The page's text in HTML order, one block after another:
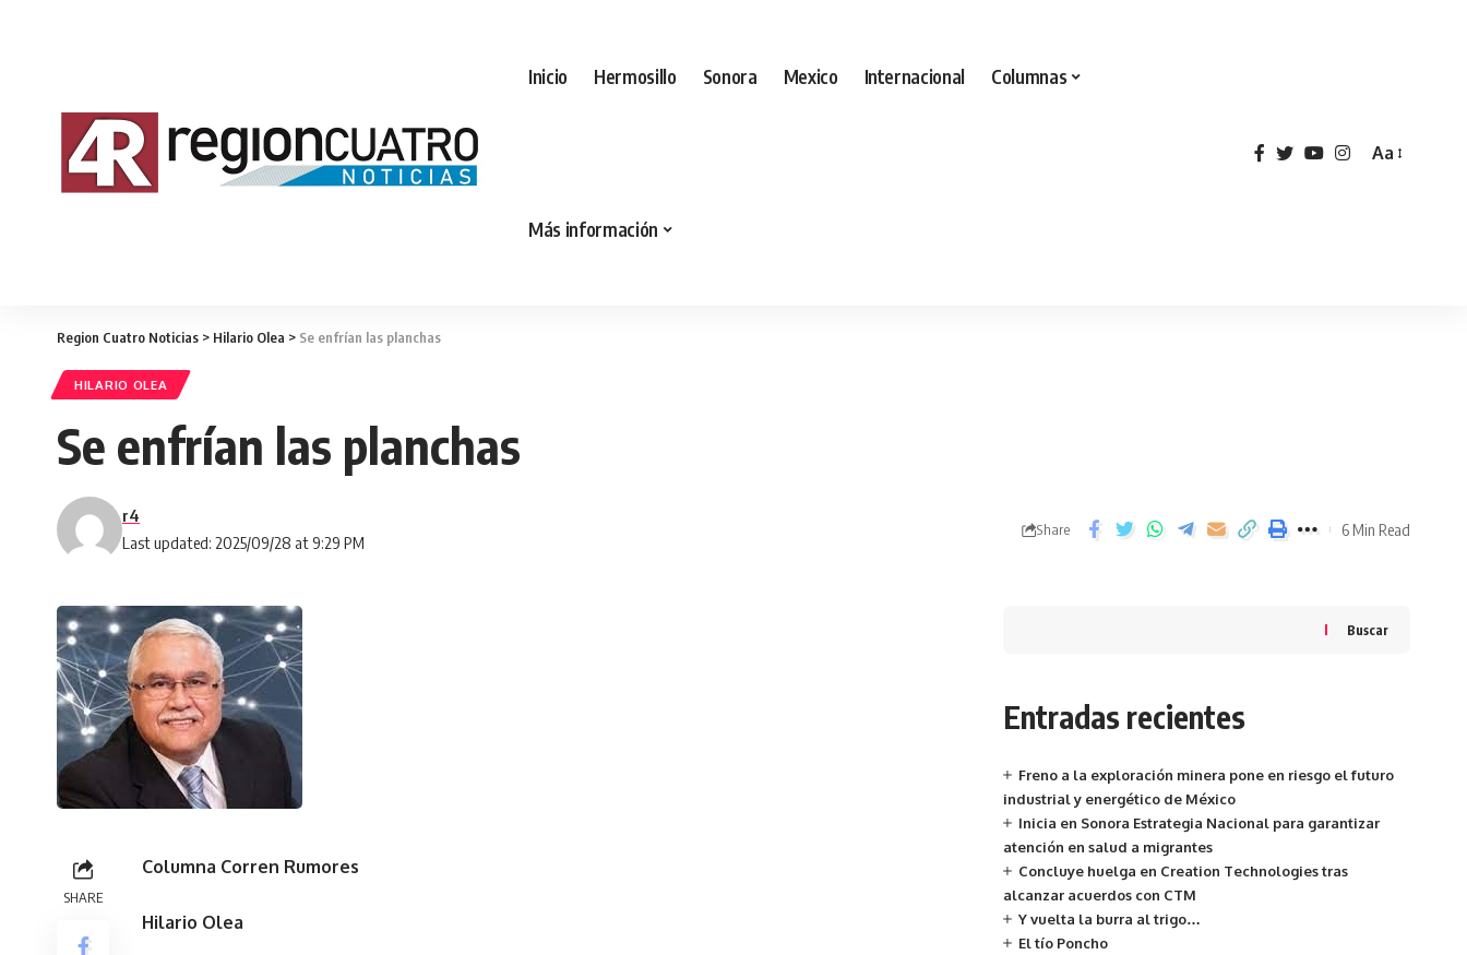
Inicio Hermosillo Sonora Mexico Internacional Columnas
Más información
Aa
Region Cuatro Noticias > Hilario Olea > Se enfrían las planchas
HILARIO OLEA
Se enfrían las planchas
Last updated: 2025/09/28 at 9:29 PM
r4
Share 6 Min Read
SHARE
Columna Corren Rumores
Hilario Olea
Buscar
Entradas recientes
Freno a la exploración minera pone en riesgo el futuro
industrial y energético de México
Inicia en Sonora Estrategia Nacional para garantizar
atención en salud a migrantes
Concluye huelga en Creation Technologies tras
alcanzar acuerdos con CTM
Y vuelta la burra al trigo…
El tío Poncho